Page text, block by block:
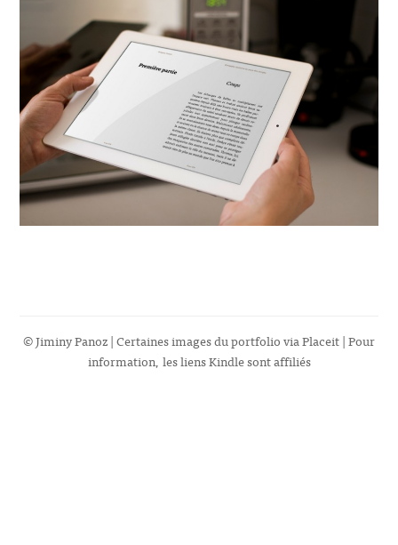
© Jiminy Panoz | Certaines images du portfolio viaPlaceit| Pour
information, les liens Kindle sont affiliés